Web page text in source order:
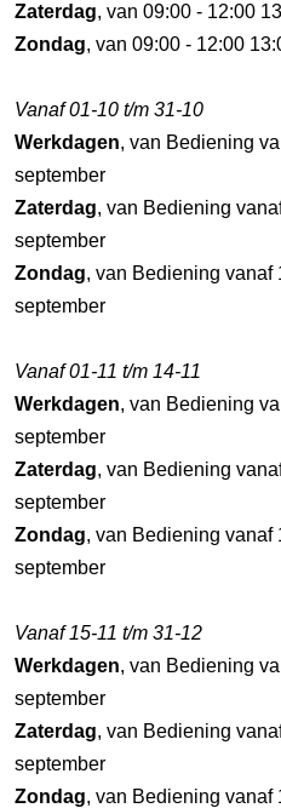
Zaterdag, van 09:00 - 12:00
Zondag, van 09:00 - 12:00
Vanaf 01-10 t/m 31-10
Werkdagen, van Bediening
september
Zaterdag, van Bediening
september
Zondag, van Bediening vanaf
september
Vanaf 01-11 t/m 14-11
Werkdagen, van Bediening
september
Zaterdag, van Bediening
september
Zondag, van Bediening vanaf
september
Vanaf 15-11 t/m 31-12
Werkdagen, van Bediening
september
Zaterdag, van Bediening
september
Zondag, van Bediening vanaf